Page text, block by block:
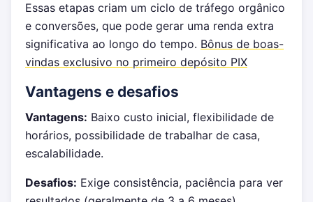
Essas etapas criam um ciclo de tráfego orgânico
e conversões, que pode gerar uma renda extra
significativa ao longo do tempo. Bônus de boas-
vindas exclusivo no primeiro depósito PIX
Vantagens e desafios
Vantagens: Baixo custo inicial, flexibilidade de
horários, possibilidade de trabalhar de casa,
escalabilidade.
Desafios: Exige consistência, paciência para ver